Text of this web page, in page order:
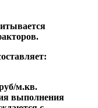
м.кв.
выполнения